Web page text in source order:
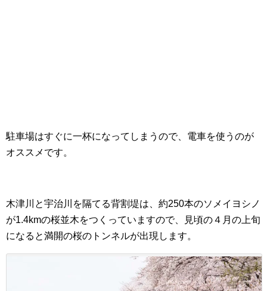
駐車場はすぐに一杯になってしまうので、電車を使うのが
オススメです。
木津川と宇治川を隔てる背割堤は、約250本のソメイヨシノ
が1.4kmの桜並木をつくっていますので、見頃の４月の上旬
になると満開の桜のトンネルが出現します。